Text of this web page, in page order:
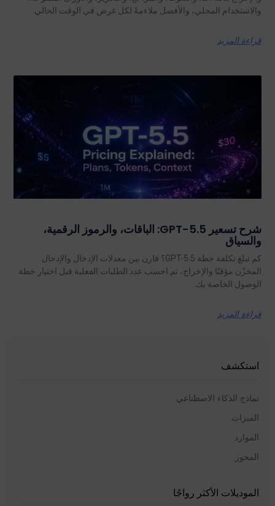
والاستخدام المحلي، والأفضل ملاءمةً لكل غرض في الوقت الحالي.
قراءة المزيد
شرح تسعير GPT-5.5: الباقات، والرموز الرقمية،
والسياق
كم تبلغ تكلفة خطة GPT-5.5؟ قارن بين معدلات الإدخال والإدخال
المخزّن مؤقتًا والإخراج، ثم احسب عدد الطلبات الفعلية قبل اختيار خطة
الوصول الخاصة بك.
قراءة المزيد
استكشف
نماذج الذكاء الاصطناعي
الميزات
الموارد
المحور
الموديلات الأكثر رواجًا